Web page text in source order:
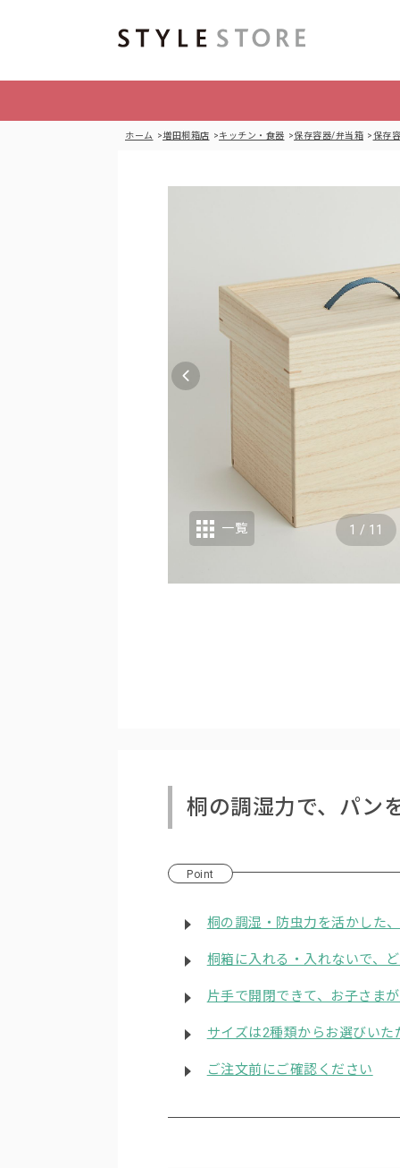
ホーム 増田桐箱店 キッチン・食器 保存容器/弁当箱 保存
1 / 11
一覧
桐の調湿力で、パン
Point
桐の調湿・防虫力を活かした
桐箱に入れる・入れないで、
片手で開閉できて、お子さま
サイズは2種類からお選びいた
ご注文前にご確認ください